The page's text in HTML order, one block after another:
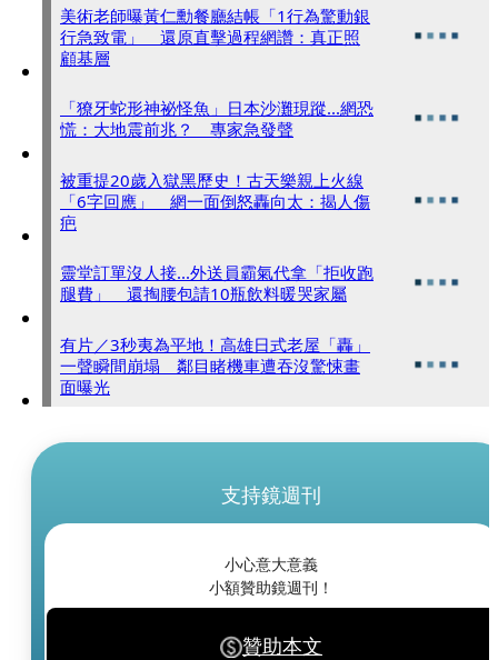
美術老師曝黃仁勳餐廳結帳「1行為驚動銀
行急致電」 還原直擊過程網讚：真正照
顧基層
「獠牙蛇形神祕怪魚」日本沙灘現蹤...網恐
慌：大地震前兆？ 專家急發聲
被重提20歲入獄黑歷史！古天樂親上火線
「6字回應」 網一面倒怒轟向太：揭人傷
疤
靈堂訂單沒人接...外送員霸氣代拿「拒收跑
腿費」 還掏腰包請10瓶飲料暖哭家屬
有片／3秒夷為平地！高雄日式老屋「轟」
一聲瞬間崩塌 鄰目睹機車遭吞沒驚悚畫
面曝光
支持鏡週刊
小心意大意義
小額贊助鏡週刊！
贊助本文